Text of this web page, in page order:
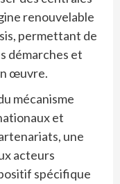
renouvelable
permettant de
démarches et
œuvre.
mécanisme
et
une
acteurs
spécifique